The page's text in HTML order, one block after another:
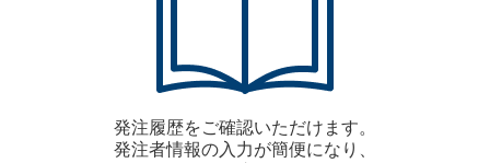
発注履歴をご確認いただけます。
発注者情報の入力が簡便になり、